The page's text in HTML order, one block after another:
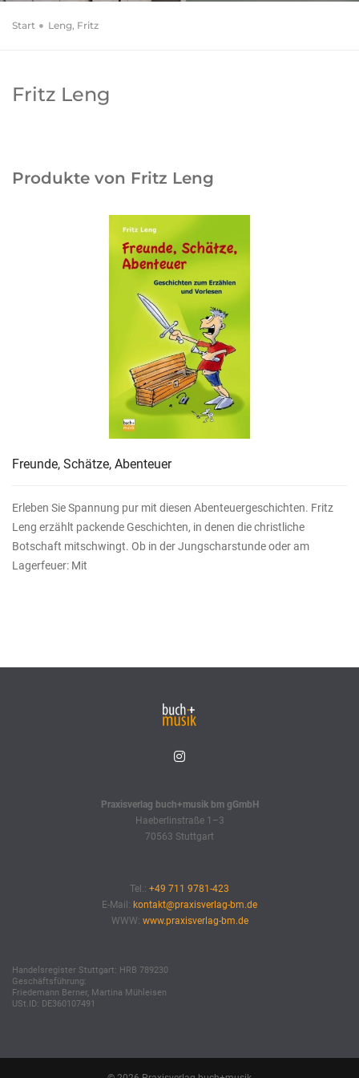
Start Leng, Fritz
Fritz Leng
Produkte von Fritz Leng
Freunde, Schätze, Abenteuer
Erleben Sie Spannung pur mit diesen Abenteuergeschichten. Fritz
Leng erzählt packende Geschichten, in denen die christliche
Botschaft mitschwingt. Ob in der Jungscharstunde oder am
Lagerfeuer: Mit
Praxisverlag buch+musik bm gGmbH
Haeberlinstraße 1–3
70563 Stuttgart
Tel.: +49 711 9781-423
E-Mail: kontakt@praxisverlag-bm.de
WWW: www.praxisverlag-bm.de
Handelsregister Stuttgart: HRB 789230
Geschäftsführung:
Friedemann Berner, Martina Mühleisen
USt.ID: DE360107491